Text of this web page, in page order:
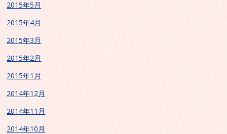
2015年5月
2015年4月
2015年3月
2015年2月
2015年1月
2014年12月
2014年11月
2014年10月